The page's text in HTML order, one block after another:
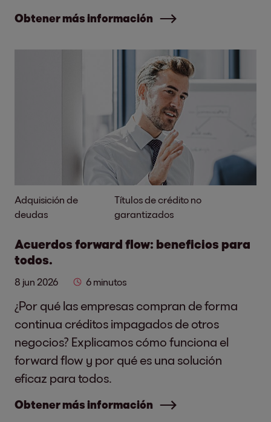
Obtener más información
Adquisición de
deudas
Títulos de crédito no
garantizados
Acuerdos forward flow: beneficios para
todos.
8 jun 2026 6 minutos
¿Por qué las empresas compran de forma
continua créditos impagados de otros
negocios? Explicamos cómo funciona el
forward flow y por qué es una solución
eficaz para todos.
Obtener más información